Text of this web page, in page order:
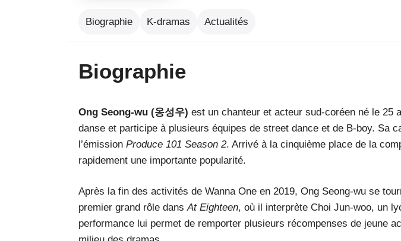
Biographie K-dramas Actualités
Biographie
Ong Seong-wu (옹성우) est un chanteur et acteur sud-coréen né le 25
danse et participe à plusieurs équipes de street dance et de B-boy. Sa
l’émission Produce 101 Season 2. Arrivé à la cinquième place de la
rapidement une importante popularité.
Après la fin des activités de Wanna One en 2019, Ong Seong-wu se
premier grand rôle dansAt Eighteen, où il interprète Choi Jun-woo, un
performance lui permet de remporter plusieurs récompenses de jeune